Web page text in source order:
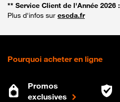
** Service Client de l'Année 2026 :
Plus d'infos sur escda.fr
Pourquoi acheter en ligne
Promos
exclusives